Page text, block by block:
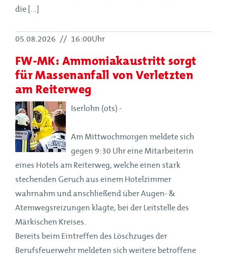
die [...]
05.08.2026 // 16:00Uhr
FW-MK: Ammoniakaustritt sorgt
für Massenanfall von Verletzten
am Reiterweg
Iserlohn (ots) -
Am Mittwochmorgen meldete sich
gegen 9:30 Uhr eine Mitarbeiterin
eines Hotels am Reiterweg, welche einen stark
stechenden Geruch aus einem Hotelzimmer
wahrnahm und anschließend über Augen- &
Atemwegsreizungen klagte, bei der Leitstelle des
Märkischen Kreises.
Bereits beim Eintreffen des Löschzuges der
Berufsfeuerwehr meldeten sich weitere betroffene